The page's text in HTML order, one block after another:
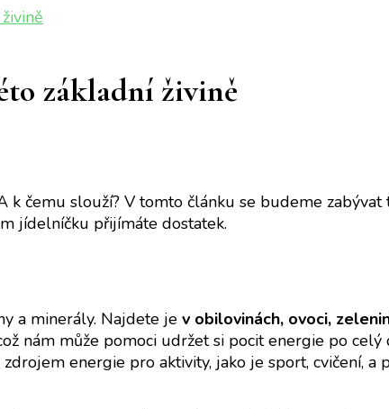
základní živině
čemu slouží? V tomto článku se budeme zabývat
jídelníčku přijímáte dostatek.
a minerály. Najdete je v obilovinách, ovoci,
nám může pomoci udržet si pocit energie po celý
energie pro aktivity, jako je sport, cvičení, a